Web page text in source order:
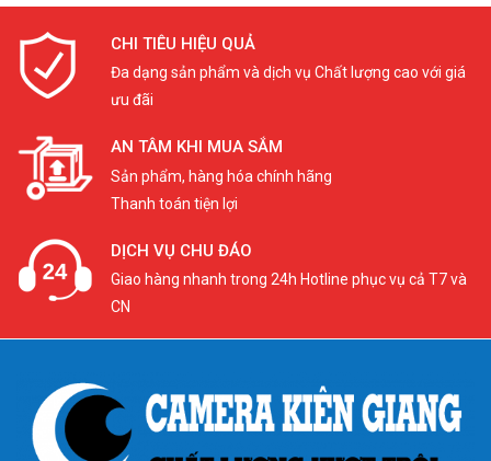
CHI TIÊU HIỆU QUẢ
Đa dạng sản phẩm và dịch vụ Chất lượng cao với giá
ưu đãi
AN TÂM KHI MUA SẮM
Sản phẩm, hàng hóa chính hãng
Thanh toán tiện lợi
DỊCH VỤ CHU ĐÁO
Giao hàng nhanh trong 24h Hotline phục vụ cả T7 và
CN